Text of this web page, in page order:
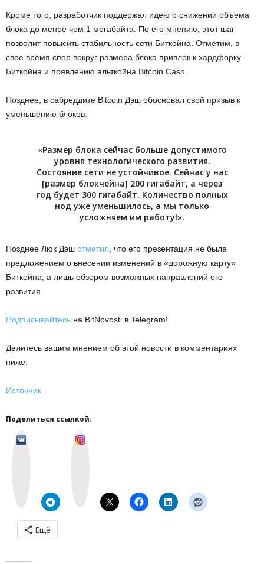
Кроме того, разработчик поддержал идею о снижении объема
блока до менее чем 1 мегабайта. По его мнению, этот шаг
позволит повысить стабильность сети Биткойна. Отметим, в
свое время спор вокруг размера блока привлек к хардфорку
Биткойна и появлению альткойна Bitcoin Cash.
Позднее, в сабреддите Bitcoin Дэш обосновал свой призыв к
уменьшению блоков:
«Размер блока сейчас больше допустимого
уровня технологического развития.
Состояние сети не устойчивое. Сейчас у нас
[размер блокчейна] 200 гигабайт, а через
год будет 300 гигабайт. Количество полных
нод уже уменьшилось, а мы только
усложняем им работу!».
Позднее Люк Дэш отметил , что его презентация не была
предложением о внесении изменений в «дорожную карту»
Биткойна, а лишь обзором возможных направлений его
развития.
Подписывайтесь на BitNovosti в Telegram!
Делитесь вашим мнением об этой новости в комментариях
ниже.
Источник
Поделиться ссылкой:
Ещё